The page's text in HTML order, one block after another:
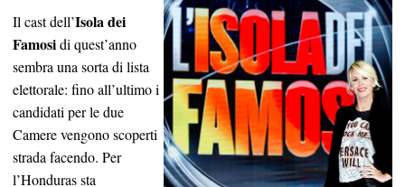
Il cast dell’Isola dei
Famosidi quest’anno
sembra una sorta di lista
elettorale: fino all’ultimo i
candidati per le due
Camere vengono scoperti
strada facendo. Per
l’Honduras sta